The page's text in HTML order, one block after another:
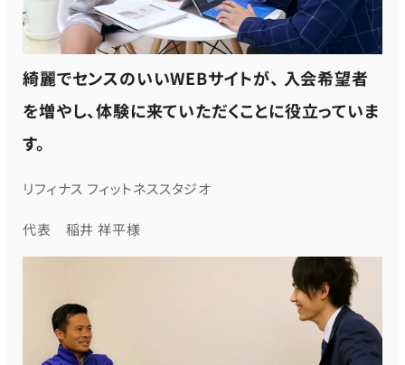
綺麗でセンスのいいWEBサイトが、 入会希望者
を増やし、体験に来ていただくことに役立っていま
す。
リフィナス フィットネススタジオ
代表 稲井 祥平様